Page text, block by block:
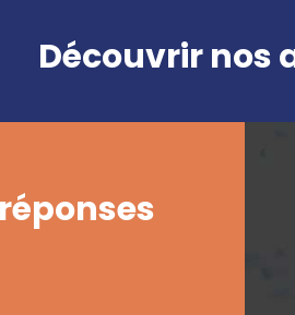
Découvrir nos